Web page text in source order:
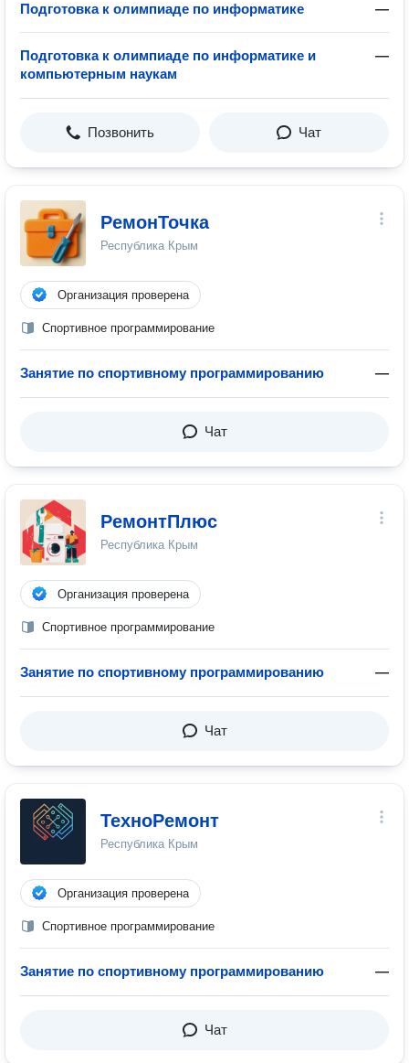
Подготовка к олимпиаде по информатике —
Подготовка к олимпиаде по информатике и
компьютерным наукам
—
Позвонить Чат
РемонТочка
Республика Крым
Организация проверена
Спортивное программирование
Занятие по спортивному программированию —
Чат
РемонтПлюс
Республика Крым
Организация проверена
Спортивное программирование
Занятие по спортивному программированию —
Чат
ТехноРемонт
Республика Крым
Организация проверена
Спортивное программирование
Занятие по спортивному программированию —
Чат